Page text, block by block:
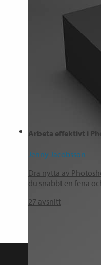
Arbeta effektivt i
Jenny Jacobsson
Dra nytta av
du snabbt en fena
27 avsnitt